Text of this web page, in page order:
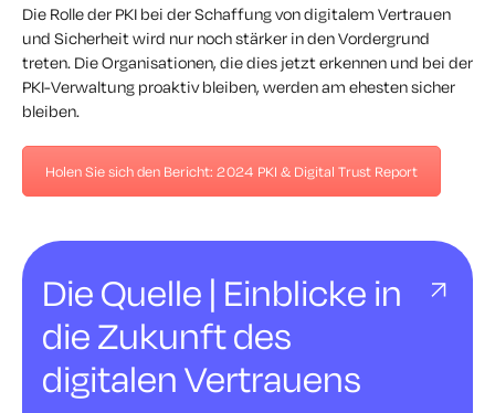
Die Rolle der PKI bei der Schaffung von digitalem Vertrauen
und Sicherheit wird nur noch stärker in den Vordergrund
treten. Die Organisationen, die dies jetzt erkennen und bei der
PKI-Verwaltung proaktiv bleiben, werden am ehesten sicher
bleiben.
Holen Sie sich den Bericht: 2024 PKI & Digital Trust Report
Die Quelle | Einblicke in
die Zukunft des
digitalen Vertrauens